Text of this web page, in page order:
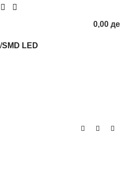
0,00
SMD LED